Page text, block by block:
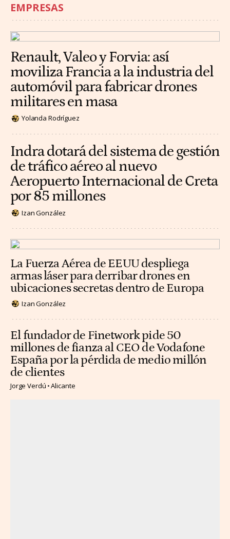
EMPRESAS
Renault, Valeo y Forvia: así
moviliza Francia a la industria del
automóvil para fabricar drones
militares en masa
Yolanda Rodríguez
Indra dotará del sistema de gestión
de tráfico aéreo al nuevo
Aeropuerto Internacional de Creta
por 85 millones
Izan González
La Fuerza Aérea de EEUU despliega
armas láser para derribar drones en
ubicaciones secretas dentro de Europa
Izan González
El fundador de Finetwork pide 50
millones de fianza al CEO de Vodafone
España por la pérdida de medio millón
de clientes
Jorge Verdú Alicante